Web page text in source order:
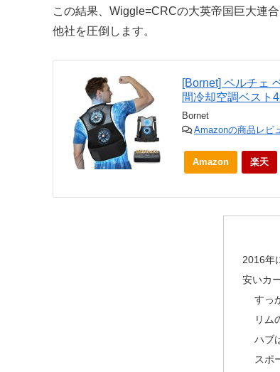
この結果、Wiggle=CRCの大英帝国巨大連
他社を圧倒します。
[Bornet] ペルチェ
間冷却空調ベスト
Bornet
Amazonの商品レビ
Amazon 楽天
2016年
安いカ
すっ
リム
ハブ
スポ